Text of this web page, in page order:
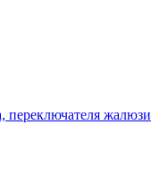
переключателя жалюзи